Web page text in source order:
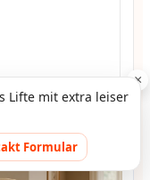
×
Lifte mit extra leiser
Formular